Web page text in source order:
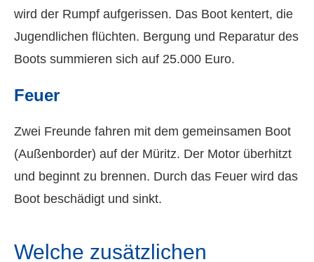
wird der Rumpf aufgerissen. Das Boot kentert, die
Jugendlichen flüchten. Bergung und Reparatur des
Boots summieren sich auf 25.000 Euro.
Feuer
Zwei Freunde fahren mit dem gemeinsamen Boot
(Außenborder) auf der Müritz. Der Motor überhitzt
und beginnt zu brennen. Durch das Feuer wird das
Boot beschädigt und sinkt.
Welche zusätzlichen